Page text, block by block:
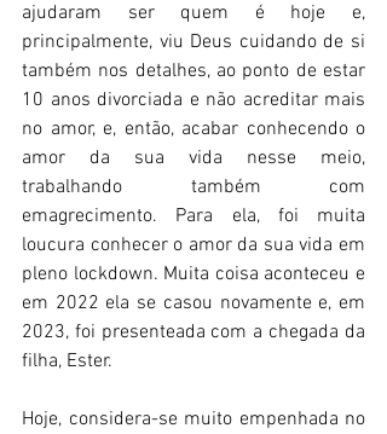
ajudaram ser quem é hoje e,
principalmente, viu Deus cuidando de si
também nos detalhes, ao ponto de estar
10 anos divorciada e não acreditar mais
no amor, e, então, acabar conhecendo o
amor da sua vida nesse meio,
trabalhando também com
emagrecimento. Para ela, foi muita
loucura conhecer o amor da sua vida em
pleno lockdown. Muita coisa aconteceu e
em 2022 ela se casou novamente e, em
2023, foi presenteada com a chegada da
filha, Ester.
Hoje, considera-se muito empenhada no